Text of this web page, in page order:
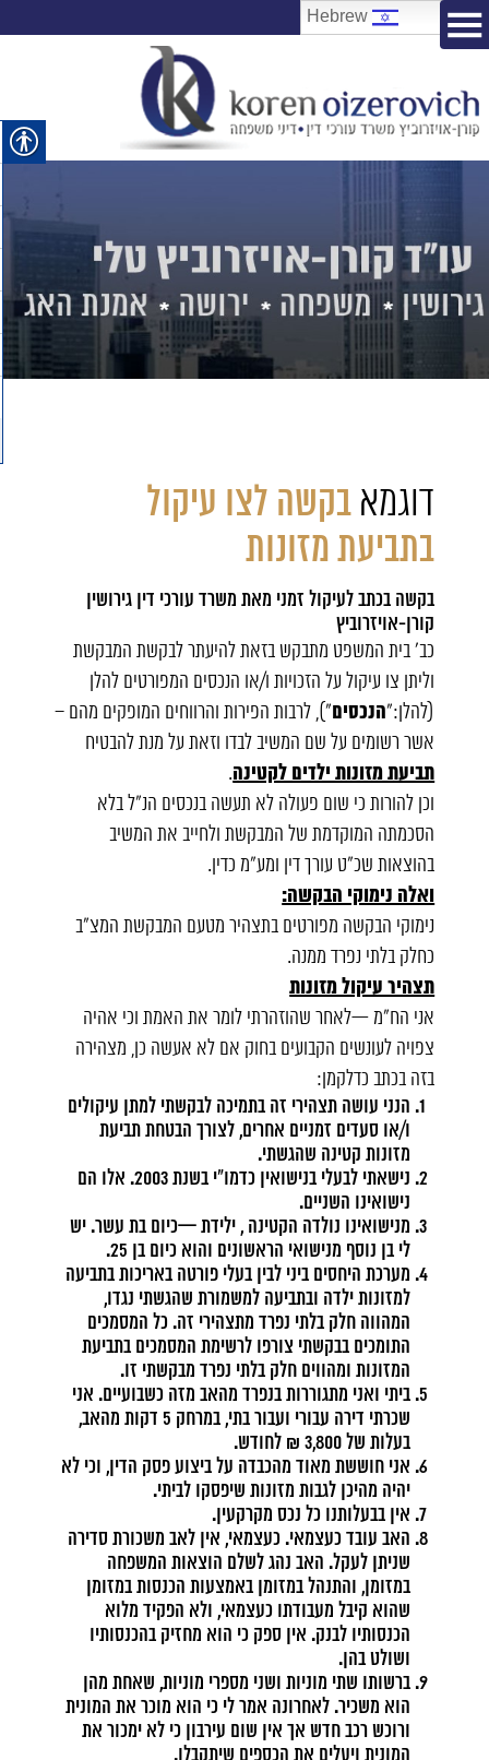
דוגמא בקשה לצו עיקול
בתביעת מזונות
בקשה בכתב לעיקול זמני מאת משרד עורכי דין גירושין
קורן-אויזרוביץ
כב' בית המשפט מתבקש בזאת להיעתר לבקשת המבקשת
וליתן צו עיקול על הזכויות ו/או הנכסים המפורטים להלן
(להלן:"הנכסים"), לרבות הפירות והרווחים המופקים מהם –
אשר רשומים על שם המשיב לבדו וזאת על מנת להבטיח
תביעת מזונות ילדים לקטינה.
וכן להורות כי שום פעולה לא תעשה בנכסים הנ"ל בלא
הסכמתה המוקדמת של המבקשת ולחייב את המשיב
בהוצאות שכ"ט עורך דין ומע"מ כדין.
ואלה נימוקי הבקשה:
נימוקי הבקשה מפורטים בתצהיר מטעם המבקשת המצ"ב
כחלק בלתי נפרד ממנה.
תצהיר עיקול מזונות
אני הח"מ —לאחר שהוזהרתי לומר את האמת וכי אהיה
צפויה לעונשים הקבועים בחוק אם לא אעשה כן, מצהירה
בזה בכתב כדלקמן:
הנני עושה תצהירי זה בתמיכה לבקשתי למתן עיקולים
ו/או סעדים זמניים אחרים, לצורך הבטחת תביעת
מזונות קטינה שהגשתי.
נישאתי לבעלי בנישואין כדמו"י בשנת 2003. אלו הם
נישואינו השניים.
מנישואינו נולדה הקטינה , ילידת —כיום בת עשר. יש
לי בן נוסף מנישואי הראשונים והוא כיום בן 25.
מערכת היחסים ביני לבין בעלי פורטה באריכות בתביעה
למזונות ילדה ובתביעה למשמורת שהגשתי נגדו,
המהווה חלק בלתי נפרד מתצהירי זה. כל המסמכים
התומכים בבקשתי צורפו לרשימת המסמכים בתביעת
המזונות ומהווים חלק בלתי נפרד מבקשתי זו.
ביתי ואני מתגוררות בנפרד מהאב מזה כשבועיים. אני
שכרתי דירה עבורי ועבור בתי, במרחק 5 דקות מהאב,
בעלות של 3,800 ₪ לחודש.
אני חוששת מאוד מהכבדה על ביצוע פסק הדין, וכי לא
יהיה מהיכן לגבות מזונות שיפסקו לביתי.
אין בבעלותנו כל נכס מקרקעין.
האב עובד כעצמאי. כעצמאי, אין לאב משכורת סדירה
שניתן לעקל. האב נהג לשלם הוצאות המשפחה
במזומן, והתנהל במזומן באמצעות הכנסות במזומן
שהוא קיבל מעבודתו כעצמאי, ולא הפקיד מלוא
הכנסותיו לבנק. אין ספק כי הוא מחזיק בהכנסותיו
ושולט בהן.
ברשותו שתי מוניות ושני מספרי מוניות, שאחת מהן
הוא משכיר. לאחרונה אמר לי כי הוא מוכר את המונית
ורוכש רכב חדש אך אין שום עירבון כי לא ימכור את